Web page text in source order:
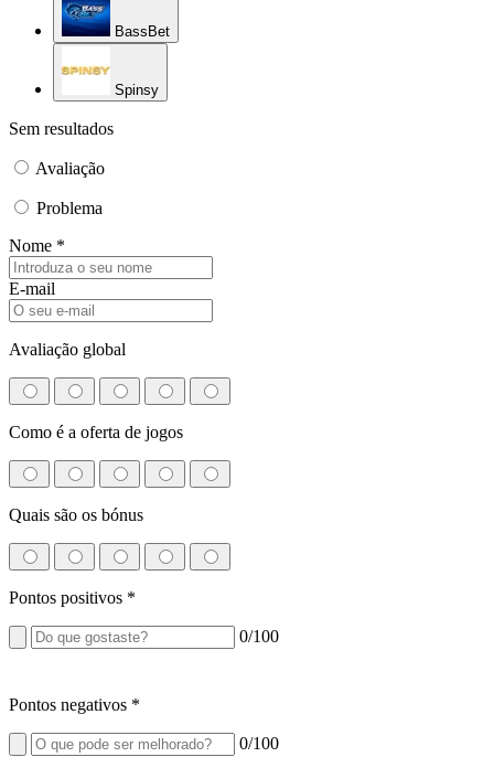
BassBet
Spinsy
Sem resultados
Avaliação
Problema
Nome *
E-mail
Avaliação global
Como é a oferta de jogos
Quais são os bónus
Pontos positivos *
0/100
Pontos negativos *
0/100